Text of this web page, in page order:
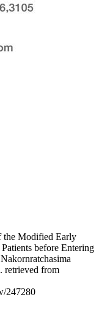
the Modified Early
before Entering
retrieved from
247280